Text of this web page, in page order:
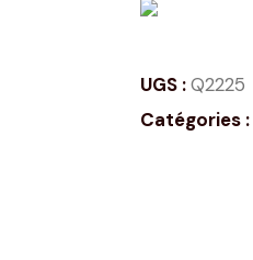
UGS :Q2225
Catégories :